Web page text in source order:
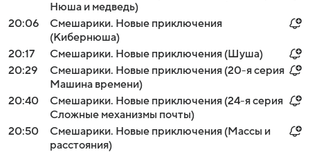
Нюша и медведь)
20:06
Смешарики. Новые приключения
(Кибернюша)
20:17
Смешарики. Новые приключения (Шуша)
20:29
Смешарики. Новые приключения (20-я серия
Машина времени)
20:40
Смешарики. Новые приключения (24-я серия
Сложные механизмы почты)
20:50
Смешарики. Новые приключения (Массы и
расстояния)